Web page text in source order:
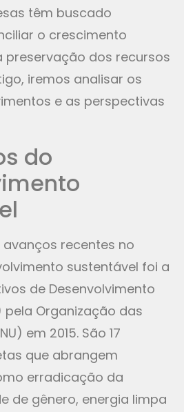
têm buscado
o crescimento
dos recursos
iremos analisar os
e as perspectivas
do
recentes no
sustentável foi a
de Desenvolvimento
pela Organização das
em 2015. São 17
que abrangem
erradicação da
de gênero, energia limpa